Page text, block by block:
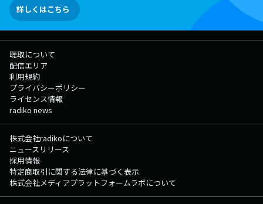
詳しくはこちら
聴取について
配信エリア
利用規約
プライバシーポリシー
ライセンス情報
radiko news
株式会社radikoについて
ニュースリリース
採用情報
特定商取引に関する法律に基づく表示
株式会社メディアプラットフォームラボについて